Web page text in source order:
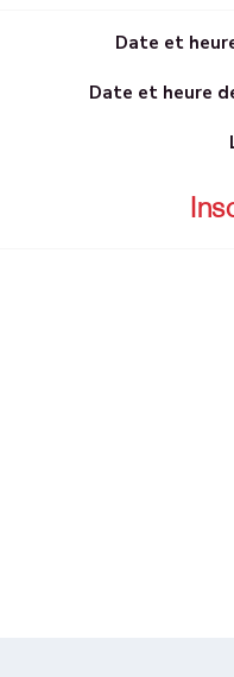
Date et
Date et heure